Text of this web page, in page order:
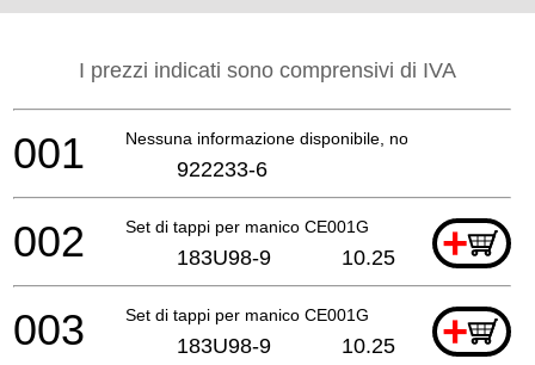
I prezzi indicati sono comprensivi di IVA
Nessuna informazione disponibile, non ordinabile
001 922233-6
Set di tappi per manico CE001G +
002 183U98-9 10.25
Set di tappi per manico CE001G +
003 183U98-9 10.25